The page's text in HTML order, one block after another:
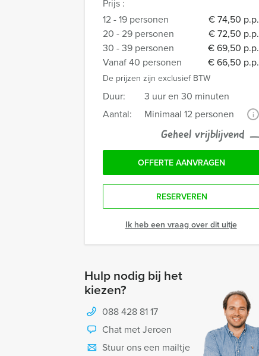
Prijs :
12 - 19 personen
€ 74,50 p.p.
20 - 29 personen
€ 72,50 p.p.
30 - 39 personen
€ 69,50 p.p.
Vanaf 40 personen
€ 66,50 p.p.
De prijzen zijn exclusief BTW
Duur:
3 uur en 30 minuten
Aantal:
Minimaal 12 personen i
Geheel vrijblijvend
OFFERTE AANVRAGEN
RESERVEREN
Ik heb een vraag over dit uitje
Hulp nodig bij het
kiezen?
088 428 81 17
Chat met Jeroen
Stuur ons een mailtje